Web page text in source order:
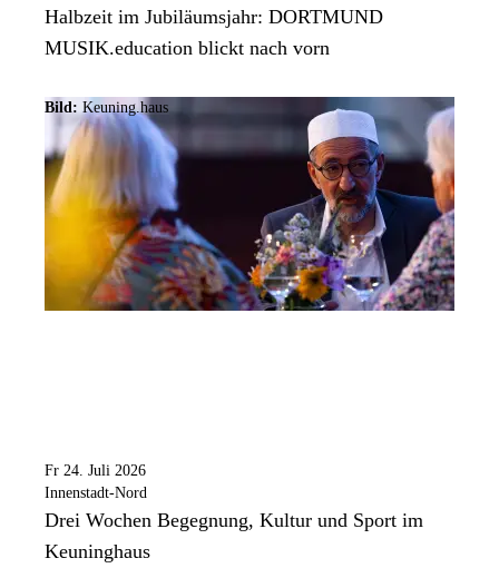
Halbzeit im Jubiläumsjahr: DORTMUND
MUSIK.education blickt nach vorn
Bild: Keuning.haus
Fr 24. Juli 2026
Innenstadt-Nord
Drei Wochen Begegnung, Kultur und Sport im
Keuninghaus